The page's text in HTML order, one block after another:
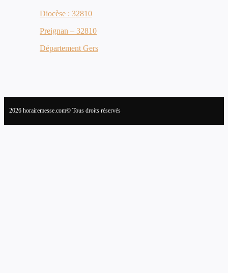
Diocèse : 32810
Preignan – 32810
Département Gers
2026 horairemesse.com© Tous droits réservés